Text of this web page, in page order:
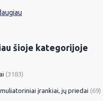
šioje kategorijoje
(3183)
įrankiai, jų priedai (69)